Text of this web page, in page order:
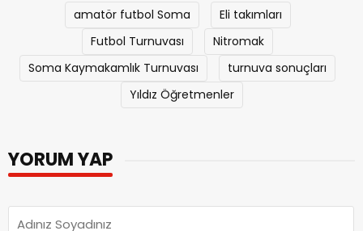
amatör futbol Soma
Eli takımları
Futbol Turnuvası
Nitromak
Soma Kaymakamlık Turnuvası
turnuva sonuçları
Yıldız Öğretmenler
YORUM YAP